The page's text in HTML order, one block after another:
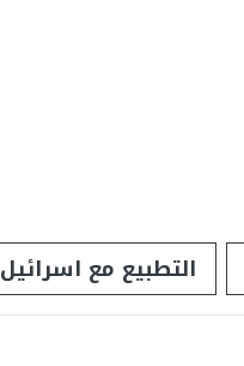
التطبيع مع اسرائيل